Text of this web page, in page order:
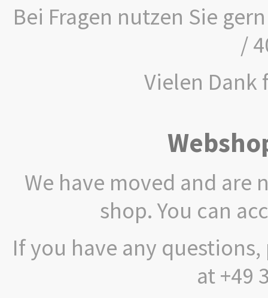
Bei Fragen nutzen Sie
/
Vielen Dank
We have moved and
shop. You can
If you have any
at +49